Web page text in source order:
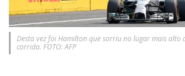
Desta vez foi Hamilton que sorriu no lugar mais
corrida. FOTO: AFP